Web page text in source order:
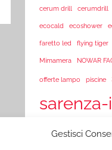
Gestisci
cerum drill cerumdrill
ecocald ecoshower
faretto led flying tiger
Mimamera NOWAR
offerte lampo piscine